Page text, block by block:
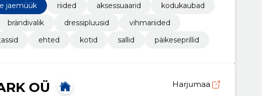
jaemüük
riided aksessuaarid
kodukaubad
brändivalik dressipluusid
vihmariided
ehted kotid sallid päikeseprillid
OÜ Harjumaa